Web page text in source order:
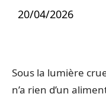
20/04/2026
Sous la lumière
n’a rien d’un